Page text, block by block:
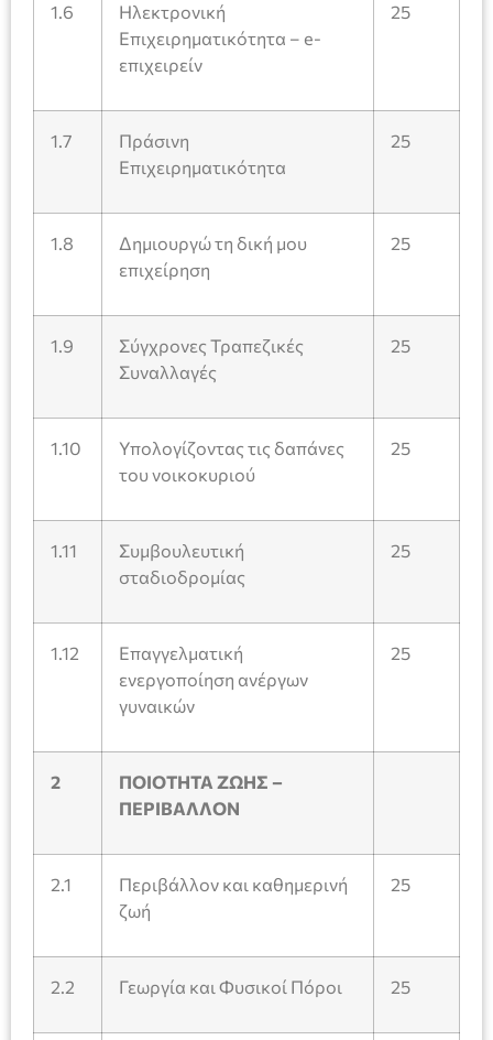
1.6
Ηλεκτρονική
Επιχειρηματικότητα – e-
επιχειρείν
25
1.7
Πράσινη
Επιχειρηματικότητα
25
1.8
Δημιουργώ τη δική μου
επιχείρηση
25
1.9
Σύγχρονες Τραπεζικές
Συναλλαγές
25
1.10
Υπολογίζοντας τις δαπάνες
του νοικοκυριού
25
1.11
Συμβουλευτική
σταδιοδρομίας
25
1.12
Επαγγελματική
ενεργοποίηση ανέργων
γυναικών
25
2
ΠΟΙΟΤΗΤΑ ΖΩΗΣ –
ΠΕΡΙΒΑΛΛΟΝ
2.1
Περιβάλλον και καθημερινή
ζωή
25
2.2 Γεωργία και Φυσικοί Πόροι 25